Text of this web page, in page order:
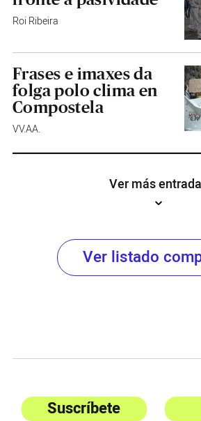
Roi Ribeira
Frases e imaxes da
folga polo clima en
Compostela
VV.AA.
Ver más
Ver listado
Suscríbete